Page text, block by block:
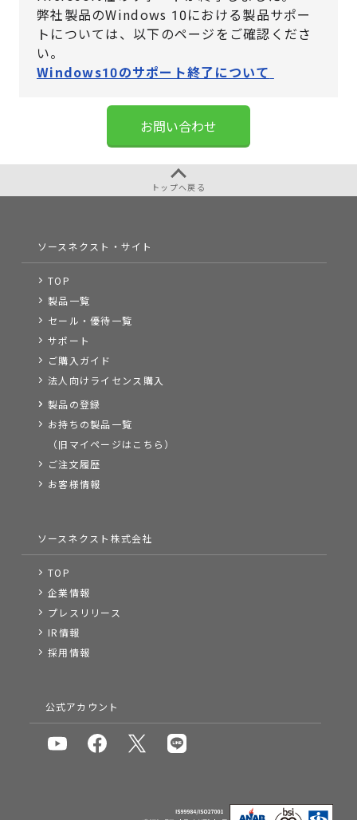
弊社製品のWindows 10における製品サポー
トについては、 以下のページをご確認くださ
い。
Windows10のサポート終了について
お問い合わせ
トップへ戻る
ソースネクスト・サイト
TOP
製品一覧
セール・優待一覧
サポート
ご購入ガイド
法人向けライセンス購入
製品の登録
お持ちの製品一覧
（旧マイページはこちら）
ご注文履歴
お客様情報
ソースネクスト株式会社
TOP
企業情報
プレスリリース
IR情報
採用情報
公式アカウント